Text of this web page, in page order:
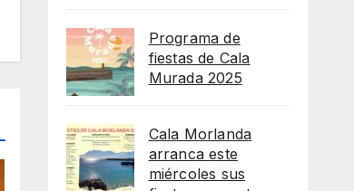
Programa de
fiestas de Cala
Murada 2025
Cala Morlanda
arranca este
miércoles sus